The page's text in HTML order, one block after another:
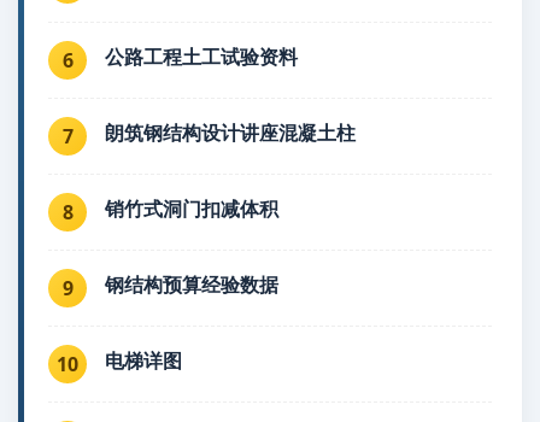
6 公路工程土工试验资料
7 朗筑钢结构设计讲座混凝土柱
8 销竹式洞门扣减体积
9 钢结构预算经验数据
10 电梯详图